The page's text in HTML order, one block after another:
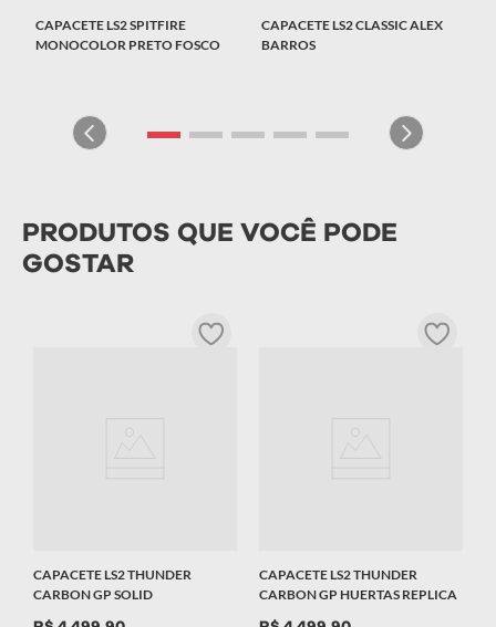
CAPACETE LS2 SPITFIRE
MONOCOLOR PRETO FOSCO
CAPACETE LS2 CLASSIC ALEX
BARROS
PRODUTOS QUE VOCÊ PODE
GOSTAR
CAPACETE LS2 THUNDER
CARBON GP SOLID
CAPACETE LS2 THUNDER
CARBON GP HUERTAS REPLICA